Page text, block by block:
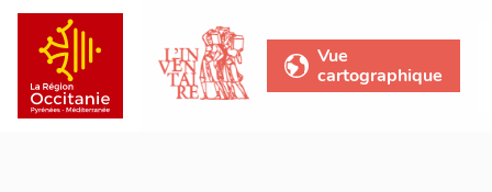
Vue
cartographique